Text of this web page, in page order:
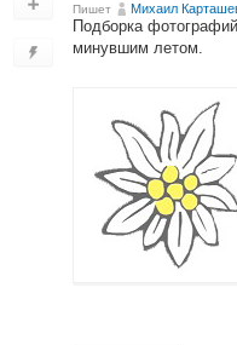
Пишет Михаил
Подборка
минувшим летом.